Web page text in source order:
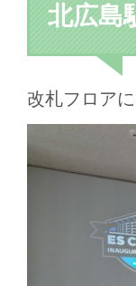
北広島
改札フロア